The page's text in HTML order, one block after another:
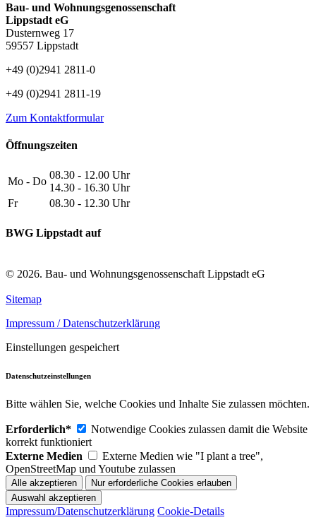
Bau- und Wohnungsgenossenschaft
Lippstadt eG
Dusternweg 17
59557 Lippstadt
+49 (0)2941 2811-0
+49 (0)2941 2811-19
Zum Kontaktformular
Öffnungszeiten
Mo - Do
08.30 - 12.00 Uhr
14.30 - 16.30 Uhr
Fr
08.30 - 12.30 Uhr
BWG Lippstadt auf
© 2026. Bau- und Wohnungsgenossenschaft Lippstadt eG
Sitemap
Impressum / Datenschutzerklärung
Einstellungen gespeichert
Datenschutzeinstellungen
Bitte wählen Sie, welche Cookies und Inhalte Sie zulassen möchten.
Erforderlich*
Notwendige Cookies zulassen damit die Website
korrekt funktioniert
Externe Medien
Externe Medien wie "I plant a tree",
OpenStreetMap und Youtube zulassen
Impressum/Datenschutzerklärung Cookie-Details